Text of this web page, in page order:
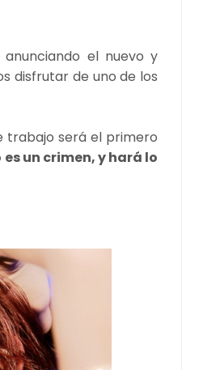
el nuevo y
disfrutar de uno de los
trabajo será el primero
un crimen, y hará lo